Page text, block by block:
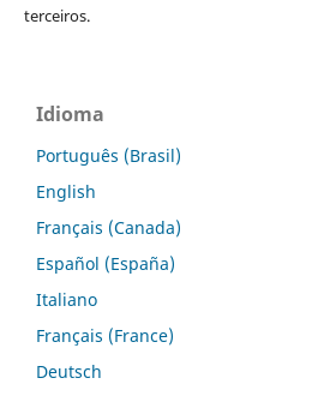
terceiros.
Idioma
Português (Brasil)
English
Français (Canada)
Español (España)
Italiano
Français (France)
Deutsch